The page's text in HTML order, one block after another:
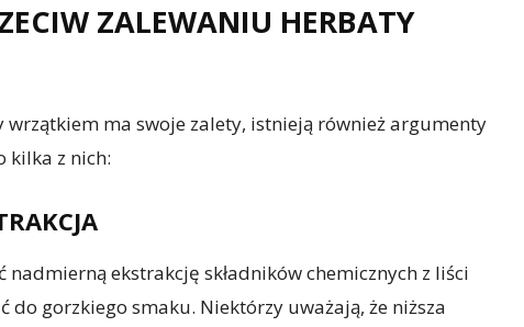
ZALEWANIU HERBATY
wrzątkiem ma swoje zalety, istnieją również argumenty
kilka z nich:
nadmierną ekstrakcję składników chemicznych z liści
do gorzkiego smaku. Niektórzy uważają, że niższa